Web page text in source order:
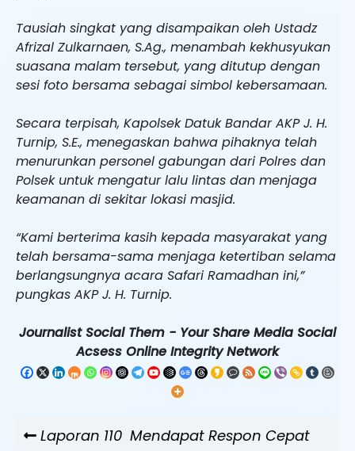
Tausiah singkat yang disampaikan oleh Ustadz
Afrizal Zulkarnaen, S.Ag., menambah kekhusyukan
suasana malam tersebut, yang ditutup dengan
sesi foto bersama sebagai simbol kebersamaan.
Secara terpisah, Kapolsek Datuk Bandar AKP J. H.
Turnip, S.E., menegaskan bahwa pihaknya telah
menurunkan personel gabungan dari Polres dan
Polsek untuk mengatur lalu lintas dan menjaga
keamanan di sekitar lokasi masjid.
“Kami berterima kasih kepada masyarakat yang
telah bersama-sama menjaga ketertiban selama
berlangsungnya acara Safari Ramadhan ini,”
pungkas AKP J. H. Turnip.
Journalist Social Them - Your Share Media Social
Acsess Online Integrity Network
posPrevious
Laporan 110 Mendapat Respon Cepat